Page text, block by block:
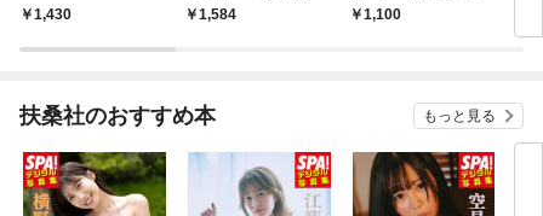
1,430
で「余命６か月」の夫
1,584
ク新装版
1,100
扶桑社のおすすめ本 もっと見る